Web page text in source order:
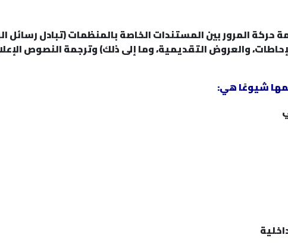
حركة المرور بين المستندات الخاصة بالمنظمات (تبادل رسائل
والعروض التقديمية، وما إلى ذلك) وترجمة النصوص
شيوعًا هي: